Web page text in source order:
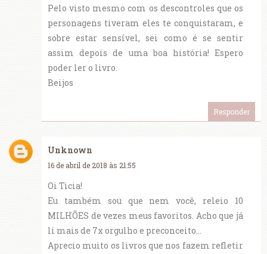
Pelo visto mesmo com os descontroles que os
personagens tiveram eles te conquistaram, e
sobre estar sensível, sei como é se sentir
assim depois de uma boa história! Espero
poder ler o livro.
Beijos
Responder
Unknown
16 de abril de 2018 às 21:55
Oi Ticia!
Eu também sou que nem você, releio 10
MILHÕES de vezes meus favoritos. Acho que já
li mais de 7x orgulho e preconceito...
Aprecio muito os livros que nos fazem refletir